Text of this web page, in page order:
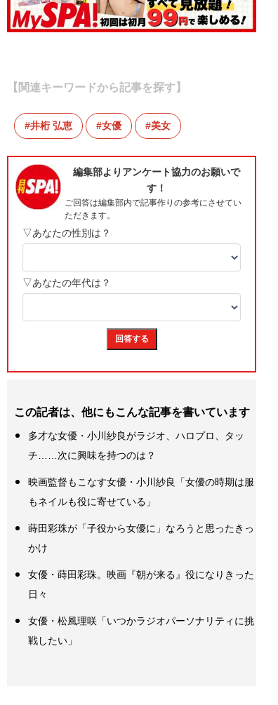
【関連キーワードから記事を探す】
井桁 弘恵 女優 美女
この記者は、他にもこんな記事を書いています
多才な女優・小川紗良がラジオ、ハロプロ、タッ
チ……次に興味を持つのは？
映画監督もこなす女優・小川紗良「女優の時期は服
もネイルも役に寄せている」
蒔田彩珠が「子役から女優に」なろうと思ったきっ
かけ
女優・蒔田彩珠。映画『朝が来る』役になりきった
日々
女優・松風理咲「いつかラジオパーソナリティに挑
戦したい」